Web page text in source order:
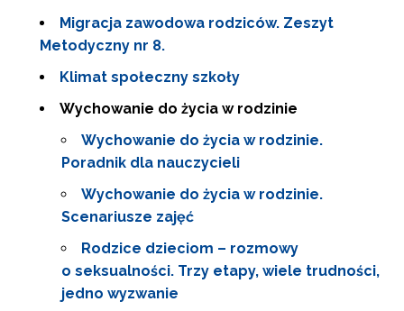
Migracja zawodowa rodziców. Zeszyt
Metodyczny nr 8.
Klimat społeczny szkoły
Wychowanie do życia w rodzinie
Wychowanie do życia w rodzinie.
Poradnik dla nauczycieli
Wychowanie do życia w rodzinie.
Scenariusze zajęć
Rodzice dzieciom – rozmowy
o seksualności. Trzy etapy, wiele trudności,
jedno wyzwanie